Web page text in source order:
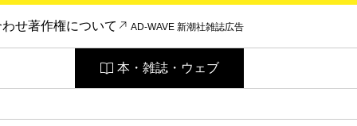
わせ著作権について AD-WAVE 新潮社雑誌広告
本・雑誌・ウェブ